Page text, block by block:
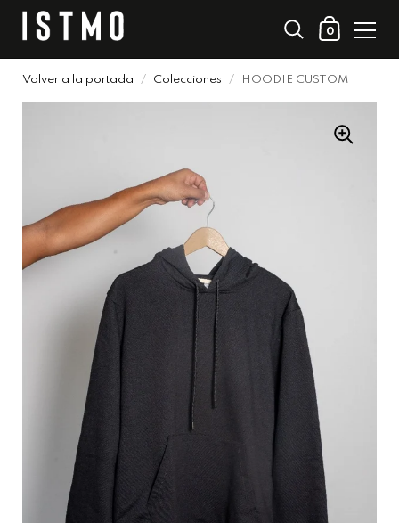
0
Volver a la portada / Colecciones / HOODIE CUSTOM